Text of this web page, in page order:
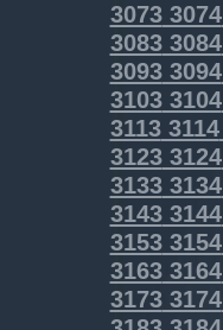
30733074
30833084
30933094
31033104
31133114
31233124
31333134
31433144
31533154
31633164
31733174